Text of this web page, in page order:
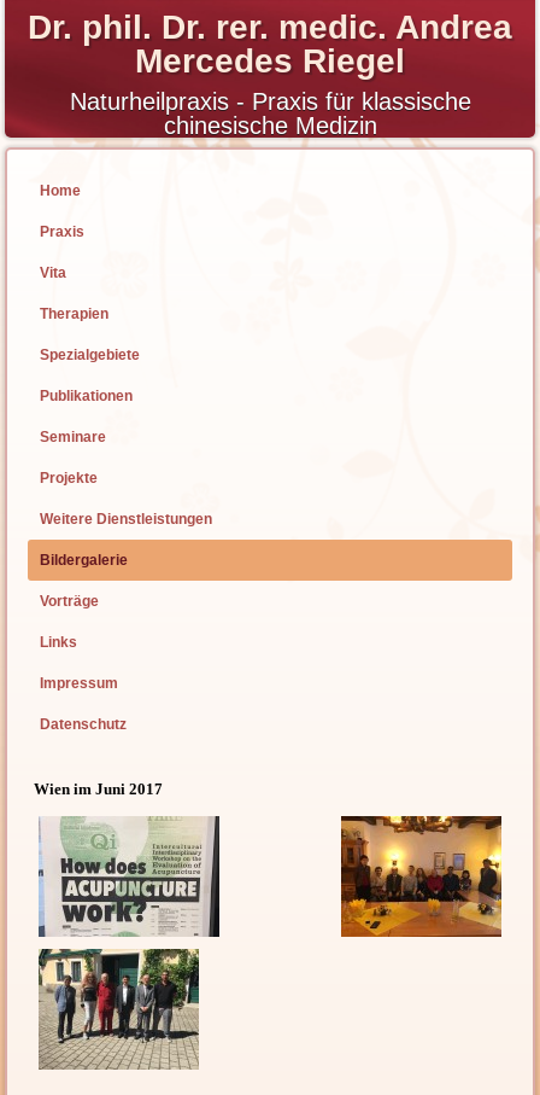
Dr. phil. Dr. rer. medic. Andrea
Mercedes Riegel
Naturheilpraxis - Praxis für klassische
chinesische Medizin
Home
Praxis
Vita
Therapien
Spezialgebiete
Publikationen
Seminare
Projekte
Weitere Dienstleistungen
Bildergalerie
Vorträge
Links
Impressum
Datenschutz
Wien im Juni 2017